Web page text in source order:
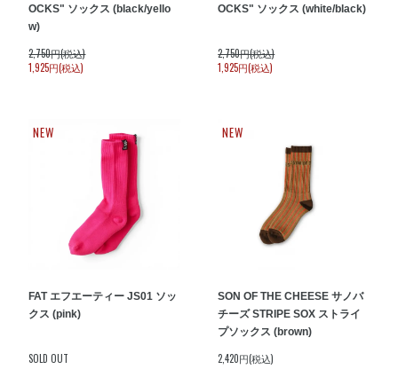
OCKS" ソックス (black/yello
w)
2,750円(税込)
1,925円(税込)
OCKS" ソックス (white/black)
2,750円(税込)
1,925円(税込)
NEW
FAT エフエーティー JS01 ソッ
クス (pink)
SOLD OUT
NEW
SON OF THE CHEESE サノバ
チーズ STRIPE SOX ストライ
プソックス (brown)
2,420円(税込)